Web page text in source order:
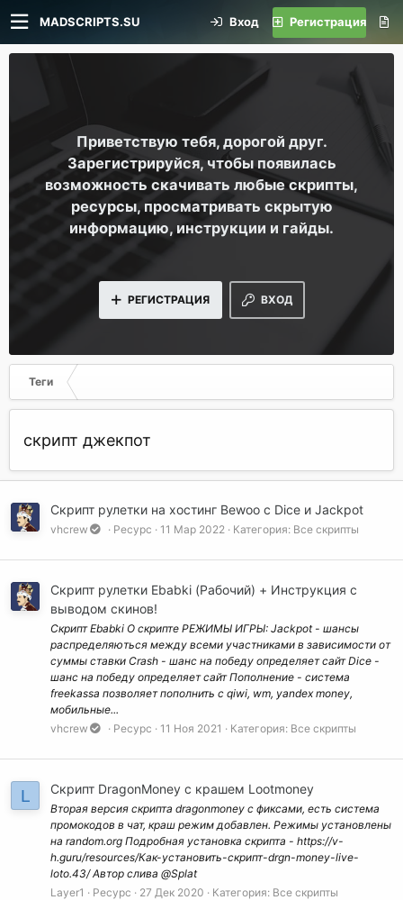
MADSCRIPTS.SU Вход Регистрация
Приветствую тебя, дорогой друг.
Зарегистрируйся, чтобы появилась
возможность скачивать любые скрипты,
ресурсы, просматривать скрытую
информацию, инструкции и гайды.
ВХОД
РЕГИСТРАЦИЯ
Теги
скрипт джекпот
Скрипт рулетки на хостинг Bewoo с Dice и Jackpot
vhcrew Ресурс 11 Мар 2022 Категория: Все скрипты
Скрипт рулетки Ebabki (Рабочий) + Инструкция с
выводом скинов!
Скрипт Ebabki О скрипте РЕЖИМЫ ИГРЫ: Jackpot - шансы
распределяються между всеми участниками в зависимости от
суммы ставки Crash - шанс на победу определяет сайт Dice -
шанс на победу определяет сайт Пополнение - система
freekassa позволяет пополнить с qiwi, wm, yandex money,
мобильные...
vhcrew
Ресурс 11 Ноя 2021 Категория: Все скрипты
L Скрипт DragonMoney с крашем Lootmoney
Вторая версия скрипта dragonmoney с фиксами, есть система
промокодов в чат, краш режим добавлен. Режимы установлены
на random.org Подробная установка скрипта - https://v-
h.guru/resources/Как-установить-скрипт-drgn-money-live-
loto.43/ Автор слива @Splat
Layer1
Ресурс 27 Дек 2020 Категория: Все скрипты